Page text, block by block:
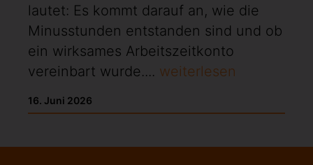
lautet: Es kommt darauf an, wie die
Minusstunden entstanden sind und ob
ein wirksames Arbeitszeitkonto
vereinbart wurde.... weiterlesen
16. Juni 2026